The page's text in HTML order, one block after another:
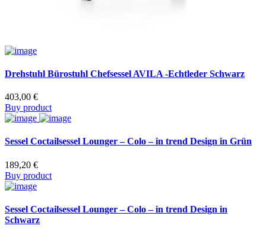
Drehstuhl Bürostuhl Chefsessel AVILA -Echtleder Schwarz
403,00 €
Buy product
Sessel Coctailsessel Lounger – Colo – in trend Design in Grün
189,20 €
Buy product
Sessel Coctailsessel Lounger – Colo – in trend Design in
Schwarz